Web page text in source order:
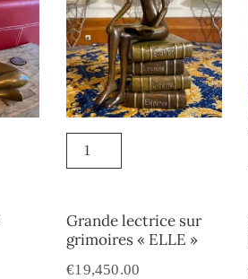
Grande lectrice sur
grimoires « ELLE »
€19,450.00